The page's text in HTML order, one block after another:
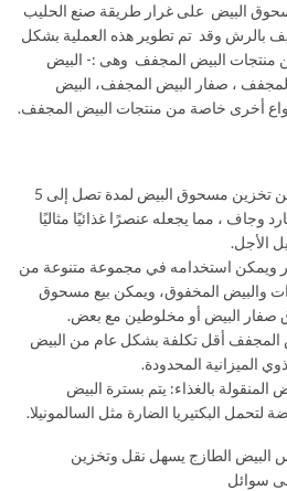
البيض على غرار طريقة صنع الحليب
بالرش وقد تم تطوير هذه العملية بشكل
منتجات البيض المجفف وهى :- البيض
، صفار البيض المجفف، البيض
أخرى خاصة من منتجات البيض المجفف.
1-مدة صلاحية طويلة حيث يمكن تخزين مسحوق البيض لمدة تصل إلى 5
وجاف ، مما يجعله عنصرًا غذائيًا مثاليًا
الأجل.
ويمكن استخدامه في مجموعة متنوعة من
والبيض المخفوق، ويمكن بيع مسحوق
صفار البيض أو مخلوطين مع بعض.
المجفف أقل تكلفة بشكل عام من البيض
الميزانية المحدودة.
المنقولة بالغذاء: يتم بسترة البيض
البكتيريا الضارة مثل السالمونيلا.
البيض الطازج يسهل نقل وتخزين
سوائل